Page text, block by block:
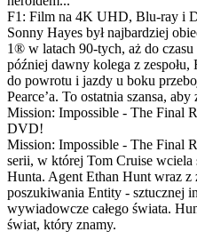
F1: Film na 4K UHD, Blu-ray i
Sonny Hayes był najbardziej
1® w latach 90-tych, aż do
później dawny kolega z
do powrotu i jazdy u boku
Pearce’a. To ostatnia szansa,
Mission: Impossible - The Final
DVD!
Mission: Impossible - The Final
serii, w której Tom Cruise wciela
Hunta. Agent Ethan Hunt wraz z
poszukiwania Entity - sztucznej
wywiadowcze całego świata.
świat, który znamy.